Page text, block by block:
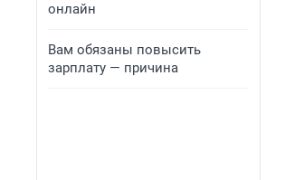
онлайн
Вам обязаны повысить
зарплату — причина